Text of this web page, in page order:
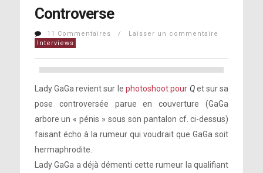
Controverse
11 Commentaires / Laisser un commentaire
Interviews
Lady GaGa revient sur le photoshoot pour Qet sur sa
pose controversée parue en couverture (GaGa
arbore un « pénis » sous son pantalon cf. ci-dessus)
faisant écho à la rumeur qui voudrait que GaGa soit
hermaphrodite.
Lady GaGa a déjà démenti cette rumeur la qualifiant